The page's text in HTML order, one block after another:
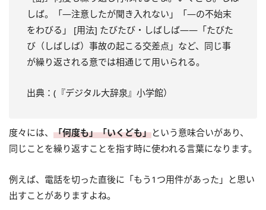
しば。「—注意したが聞き入れない」「—の不始末
をわびる」 [用法] たびたび・しばしば——「たびた
び（しばしば）事故の起こる交差点」など、同じ事
が繰り返される意では相通じて用いられる。
出典：(『デジタル大辞泉』小学館）
度々には、 「何度も」「いくども」という意味合いがあり、
同じことを繰り返すことを指す時に使われる言葉になります。
例えば、電話を切った直後に「もう1つ用件があった」と思い
出すことがありますよね。